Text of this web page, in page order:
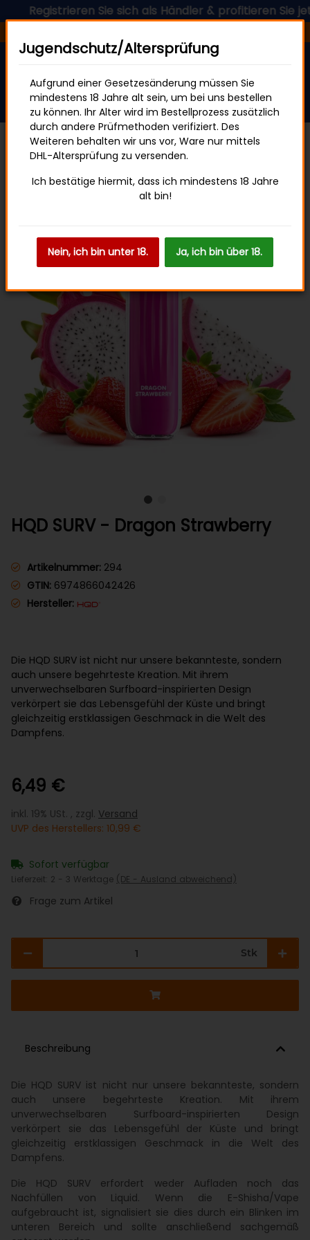
Sie sich als Händler & profitieren Sie jetzt
HQD SURV
HQD SURV - Dragon Strawberry
Artikelnummer: 294
GTIN: 6974866042426
Hersteller:
Die HQD SURV ist nicht nur unsere bekannteste, sondern
auch unsere begehrteste Kreation. Mit ihrem
unverwechselbaren Surfboard-inspirierten Design
verkörpert sie das Lebensgefühl der Küste und bringt
gleichzeitig erstklassigen Geschmack in die Welt des
Dampfens.
6,49 €
inkl. 19% USt. , zzgl. Versand
UVP des Herstellers: 10,99 €
Sofort verfügbar
Lieferzeit: 2 - 3 Werktage (DE - Ausland abweichend)
Frage zum Artikel
Stk
Beschreibung
Die HQD SURV ist nicht nur unsere bekannteste, sondern
auch unsere begehrteste Kreation. Mit ihrem
unverwechselbaren Surfboard-inspirierten Design
verkörpert sie das Lebensgefühl der Küste und bringt
gleichzeitig erstklassigen Geschmack in die Welt des
Dampfens.
Die HQD SURV erfordert weder Aufladen noch das
Nachfüllen von Liquid. Wenn die E-Shisha/Vape
aufgebraucht ist, signalisiert sie dies durch ein Blinken im
unteren Bereich und sollte anschließend sachgemäß
Jugendschutz/Altersprüfung
Aufgrund einer Gesetzesänderung müssen Sie
mindestens 18 Jahre alt sein, um bei uns bestellen
zu können. Ihr Alter wird im Bestellprozess zusätzlich
durch andere Prüfmethoden verifiziert. Des
Weiteren behalten wir uns vor, Ware nur mittels
DHL-Altersprüfung zu versenden.
Ich bestätige hiermit, dass ich mindestens 18 Jahre
alt bin!
Nein, ich bin unter 18. Ja, ich bin über 18.